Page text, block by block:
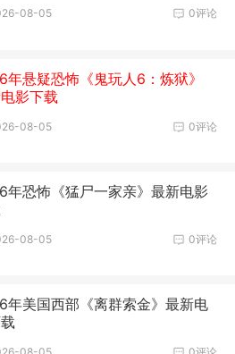
0评论
08-05
年悬疑恐怖《鬼玩人6：炼狱》
影下载
0评论
08-05
年恐怖《猛尸一家亲》最新电影
0评论
08-05
年美国西部《离群索金》最新电